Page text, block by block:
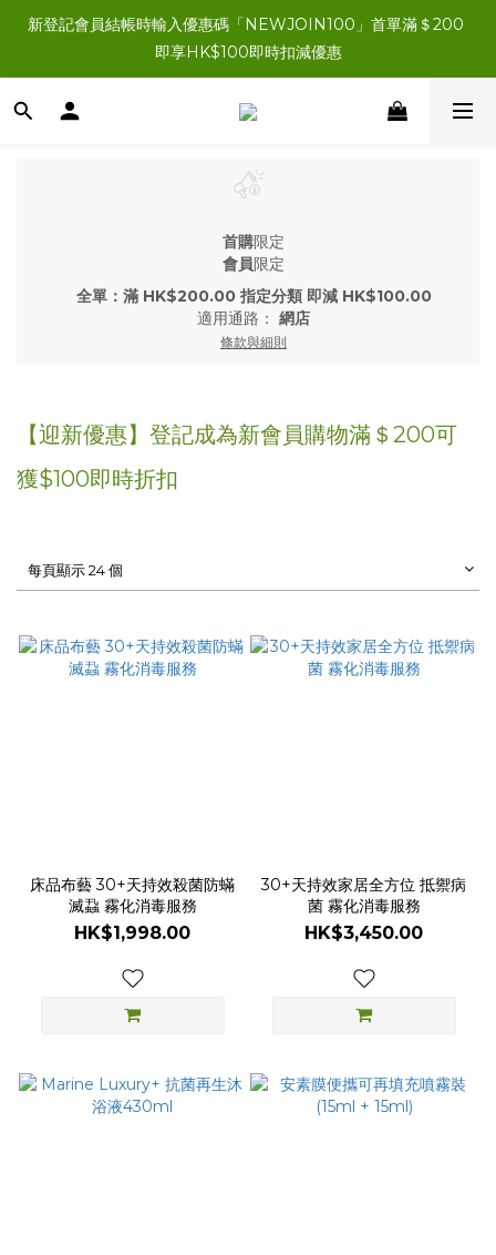
新登記會員結帳時輸入優惠碼「NEWJOIN100」首單滿＄200
即享HK$100即時扣減優惠
新登記會員結帳時輸入優惠碼「NEWJOIN100」首單滿＄200
即享HK$100即時扣減優惠
所有新登記會員即獲HK$200會員購物金
新登記會員結帳時輸入優惠碼「NEWJOIN100」首單滿＄200
首購限定
會員限定
全單：滿 HK$200.00 指定分類 即減 HK$100.00
適用通路： 網店
條款與細則
【迎新優惠】登記成為新會員購物滿＄200可
獲$100即時折扣
每頁顯示 24 個
床品布藝 30+天持效殺菌防蟎
滅蝨 霧化消毒服務
HK$1,998.00
30+天持效家居全方位 抵禦病
菌 霧化消毒服務
HK$3,450.00